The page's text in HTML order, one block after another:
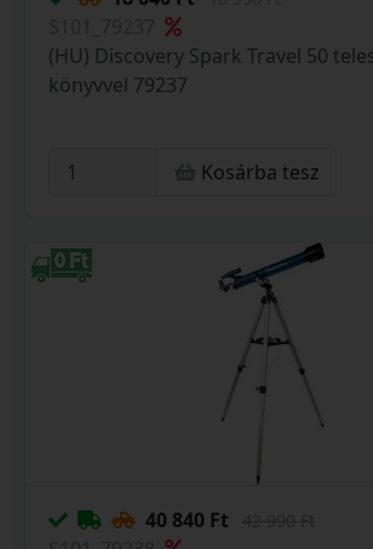
(HU) Discovery Spark Travel 50
könyvvel 79237
Kosárba tesz
40 840 Ft